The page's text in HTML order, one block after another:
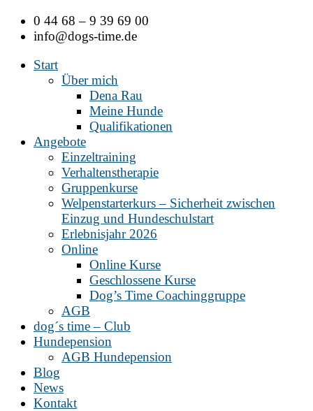
Zum
Inhalt
0 44 68 – 9 39 69 00
info@dogs-time.de
Start
Über mich
Dena Rau
Meine Hunde
Qualifikationen
Angebote
Einzeltraining
Verhaltenstherapie
Gruppenkurse
Welpenstarterkurs – Sicherheit zwischen
Einzug und Hundeschulstart
Erlebnisjahr 2026
Online
Online Kurse
Geschlossene Kurse
Dog’s Time Coachinggruppe
AGB
dog´s time – Club
Hundepension
AGB Hundepension
Blog
News
Kontakt